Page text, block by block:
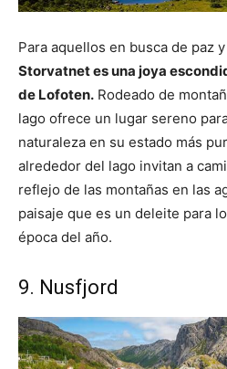
Para aquellos en busca de paz
Storvatnet es una joya
de Lofoten. Rodeado de
lago ofrece un lugar sereno
naturaleza en su estado más
alrededor del lago invitan a
reflejo de las montañas en las
paisaje que es un deleite para
época del año.
9. Nusfjord